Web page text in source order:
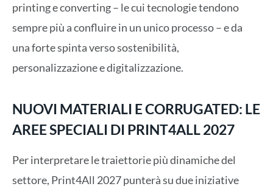
printing e converting – le cui tecnologie tendono
sempre più a confluire in un unico processo – e da
una forte spinta verso sostenibilità,
personalizzazione e digitalizzazione.
NUOVI MATERIALI E CORRUGATED: LE
AREE SPECIALI DI PRINT4ALL 2027
Per interpretare le traiettorie più dinamiche del
settore, Print4All 2027 punterà su due iniziative